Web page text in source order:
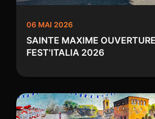
06 MAI 2026
SAINTE MAXIME
FEST'ITALIA 2026